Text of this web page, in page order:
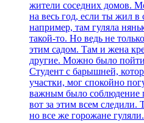
жители соседних домов.
на весь год, если ты жил в
например, там гуляла
такой-то. Но ведь не
этим садом. Там и жена
другие. Можно было пойти
Студент с барышней,
участки, мог спокойно
важным было соблюдение
вот за этим всем следили.
но все же горожане